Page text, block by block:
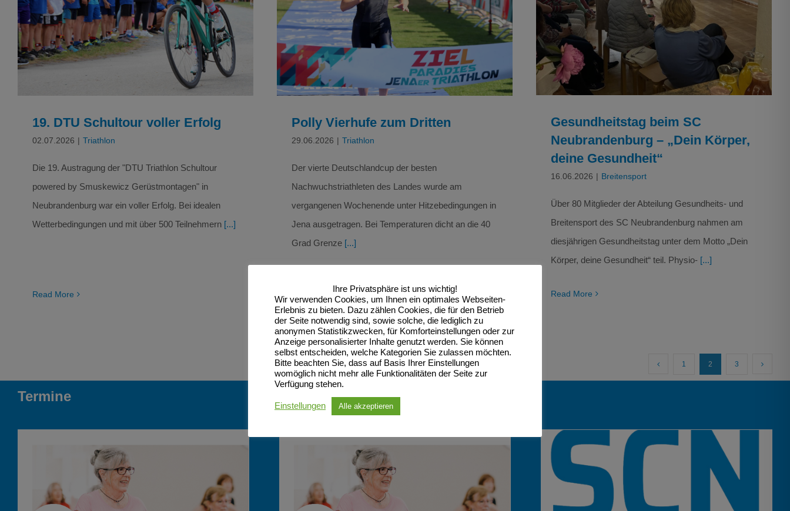
19. DTU Schultour voller Erfolg
Triathlon
19. DTU Schultour voller Erfolg
02.07.2026 | Triathlon
Die 19. Austragung der "DTU Triathlon Schultour
powered by Smuskewicz Gerüstmontagen" in
Neubrandenburg war ein voller Erfolg. Bei idealen
Wetterbedingungen und mit über 500 Teilnehmern [...]
Read More
Polly Vierhufe zum Dritten
Triathlon
Polly Vierhufe zum Dritten
29.06.2026 | Triathlon
Der vierte Deutschlandcup der besten
Nachwuchstriathleten des Landes wurde am
vergangenen Wochenende unter Hitzebedingungen in
Jena ausgetragen. Bei Temperaturen dicht an die 40
Grad Grenze [...]
Gesundheitstag beim SC Neubrandenburg –
„Dein Körper, deine Gesundheit“
Gesundheitstag beim SC
Neubrandenburg – „Dein Körper,
deine Gesundheit“
16.06.2026 | Breitensport
Über 80 Mitglieder der Abteilung Gesundheits- und
Breitensport des SC Neubrandenburg nahmen am
diesjährigen Gesundheitstag unter dem Motto „Dein
Körper, deine Gesundheit“ teil. Physio- [...]
Read More
1 2 3
Termine
Ihre Privatsphäre ist uns wichtig!
Wir verwenden Cookies, um Ihnen ein optimales Webseiten-
Erlebnis zu bieten. Dazu zählen Cookies, die für den Betrieb
der Seite notwendig sind, sowie solche, die lediglich zu
anonymen Statistikzwecken, für Komforteinstellungen oder zur
Anzeige personalisierter Inhalte genutzt werden. Sie können
selbst entscheiden, welche Kategorien Sie zulassen möchten.
Bitte beachten Sie, dass auf Basis Ihrer Einstellungen
womöglich nicht mehr alle Funktionalitäten der Seite zur
Verfügung stehen.
Einstellungen Alle akzeptieren